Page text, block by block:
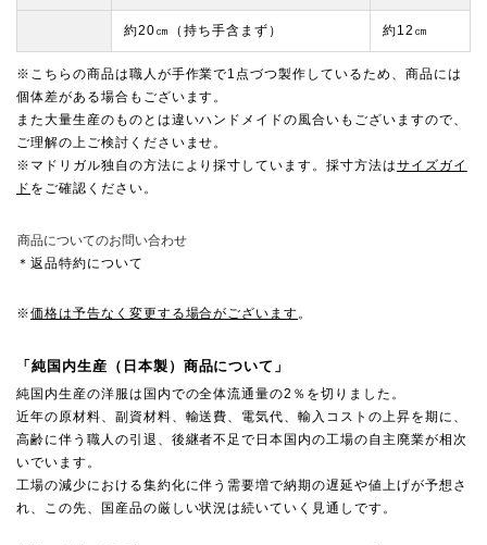
約20㎝（持ち手含まず） 約12㎝
※こちらの商品は職人が手作業で1点づつ製作しているため、商品には
個体差がある場合もございます。
また大量生産のものとは違いハンドメイドの風合いもございますので、
ご理解の上ご検討くださいませ。
※マドリガル独自の方法により採寸しています。採寸方法はサイズガイ
ド をご確認ください。
商品についてのお問い合わせ
＊返品特約について
※価格は予告なく変更する場合がございます。
「純国内生産（日本製）商品について」
純国内生産の洋服は国内での全体流通量の2％を切りました。
近年の原材料、副資材料、輸送費、電気代、輸入コストの上昇を期に、
高齢に伴う職人の引退、後継者不足で日本国内の工場の自主廃業が相次
いでいます。
工場の減少における集約化に伴う需要増で納期の遅延や値上げが予想さ
れ、この先、国産品の厳しい状況は続いていく見通しです。